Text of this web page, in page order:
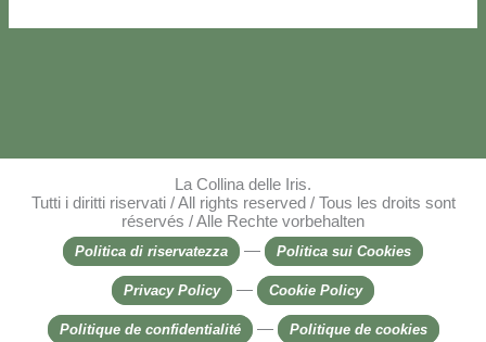
La Collina delle Iris.
Tutti i diritti riservati / All rights reserved / Tous les droits sont
réservés / Alle Rechte vorbehalten
Politica di riservatezza — Politica sui Cookies
Privacy Policy — Cookie Policy
Politique de confidentialité — Politique de cookies